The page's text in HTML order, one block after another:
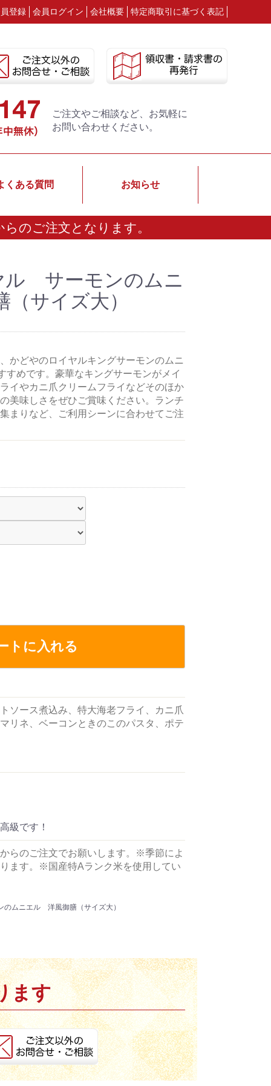
登録 会員ログイン 会社概要 特定商取引に基づく表記
ご注文やご相談など、お気軽に
お問い合わせください。
くある質問 お知らせ
のご注文となります。
サーモンのムニ
サイズ大）
かどやのロイヤルキングサーモンのムニ
すめです。豪華なキングサーモンがメイ
イやカニ爪クリームフライなどそのほか
美味しさをぜひご賞味ください。ランチ
まりなど、ご利用シーンに合わせてご注
トに入れる
ソース煮込み、特大海老フライ、カニ爪
リネ、ベーコンときのこのパスタ、ポテ
級です！
らのご注文でお願いします。※季節によ
ます。※国産特Aランク米を使用してい
ムニエル 洋風御膳（サイズ大）
ます